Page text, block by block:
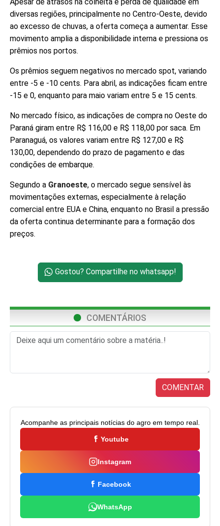
Apesar de atrasos na colheita e perda de qualidade em
diversas regiões, principalmente no Centro-Oeste, devido
ao excesso de chuvas, a oferta começa a aumentar. Esse
movimento amplia a disponibilidade interna e pressiona os
prêmios nos portos.
Os prêmios seguem negativos no mercado spot, variando
entre -5 e -10 cents. Para abril, as indicações ficam entre
-15 e 0, enquanto para maio variam entre 5 e 15 cents.
No mercado físico, as indicações de compra no Oeste do
Paraná giram entre R$ 116,00 e R$ 118,00 por saca. Em
Paranaguá, os valores variam entre R$ 127,00 e R$
130,00, dependendo do prazo de pagamento e das
condições de embarque.
Segundo a Granoeste, o mercado segue sensível às
movimentações externas, especialmente à relação
comercial entre EUA e China, enquanto no Brasil a pressão
da oferta continua determinante para a formação dos
preços.
Gostou? Compartilhe no whatsapp!
COMENTÁRIOS
COMENTAR
Acompanhe as principais notícias do agro em tempo real.
Youtube
Instagram
Facebook
WhatsApp